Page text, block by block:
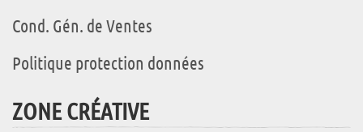
Cond. Gén. de Ventes
Politique protection données
ZONE CRÉATIVE